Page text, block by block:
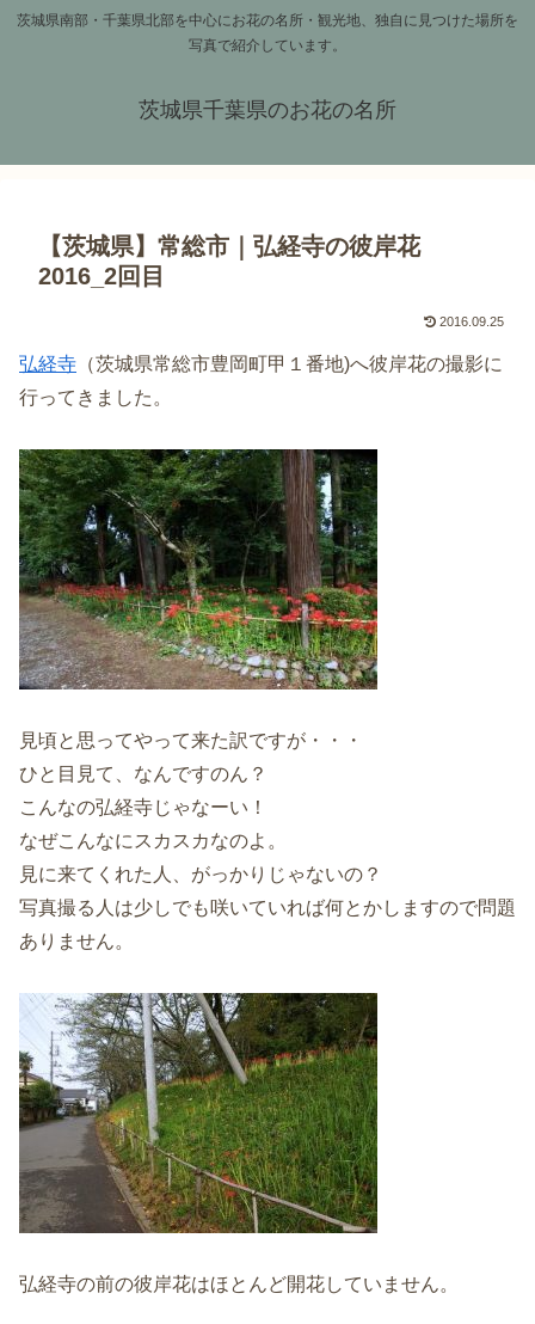
茨城県南部・千葉県北部を中心にお花の名所・観光地、独自に見つけた場所を
写真で紹介しています。
茨城県千葉県のお花の名所
【茨城県】常総市｜弘経寺の彼岸花
2016_2回目
2016.09.25
弘経寺 （茨城県常総市豊岡町甲１番地)へ彼岸花の撮影に
行ってきました。
見頃と思ってやって来た訳ですが・・・
ひと目見て、なんですのん？
こんなの弘経寺じゃなーい！
なぜこんなにスカスカなのよ。
見に来てくれた人、がっかりじゃないの？
写真撮る人は少しでも咲いていれば何とかしますので問題
ありません。
弘経寺の前の彼岸花はほとんど開花していません。